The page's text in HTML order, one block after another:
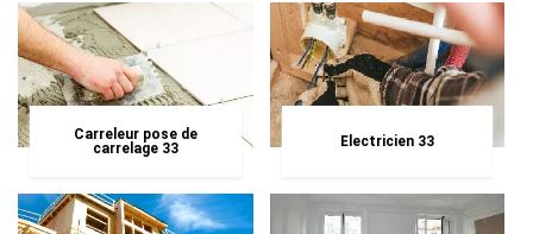
Carreleur pose de
carrelage 33
Electricien 33